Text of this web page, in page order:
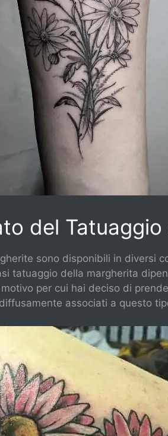
del
sono disponibili in diversi
tatuaggio della margherita
per cui hai deciso di
associati a questo